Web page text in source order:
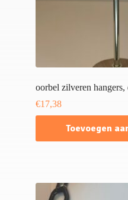
oorbel zilveren hangers,
€17,38
Toevoegen